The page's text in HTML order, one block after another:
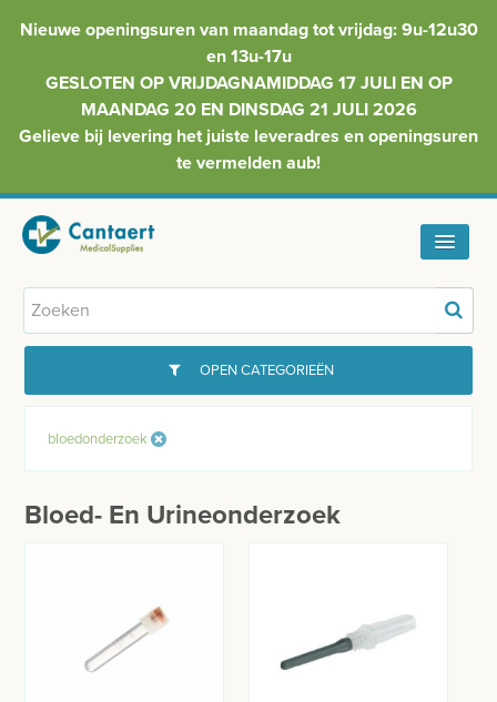
Nieuwe openingsuren van maandag tot vrijdag: 9u-12u30
en 13u-17u
GESLOTEN OP VRIJDAGNAMIDDAG 17 JULI EN OP
MAANDAG 20 EN DINSDAG 21 JULI 2026
Gelieve bij levering het juiste leveradres en openingsuren
te vermelden aub!
HOME
BESURGICAL - INSTRUMENTARIUM
registreer
OPEN CATEGORIEËN
WOND- EN VERBANDMATERIAAL
HECHTINGSMATERIAAL
OPERATIE-PROTECTIEMATERIAAL
bloedonderzoek
Bloed- En Urineonderzoek